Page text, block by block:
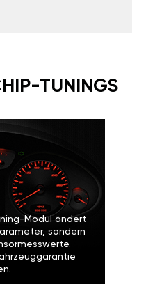
TUNINGS
Modul ändert
sondern